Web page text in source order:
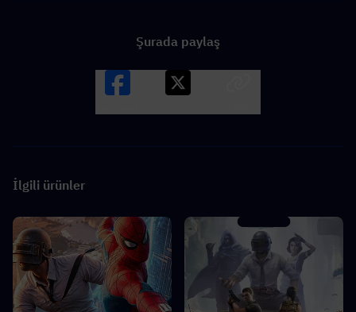
Şurada paylaş
İlgili ürünler